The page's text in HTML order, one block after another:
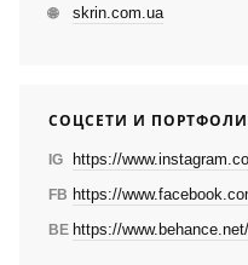
🌐 skrin.com.ua
СОЦСЕТИ И
IG https://
FB https://
BE https://